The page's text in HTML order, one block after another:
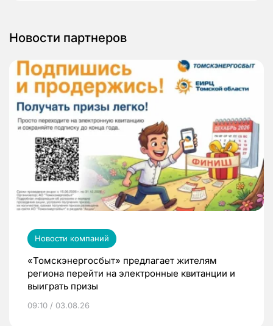
Новости партнеров
Новости компаний
«Томскэнергосбыт» предлагает жителям
региона перейти на электронные квитанции и
выиграть призы
09:10 / 03.08.26